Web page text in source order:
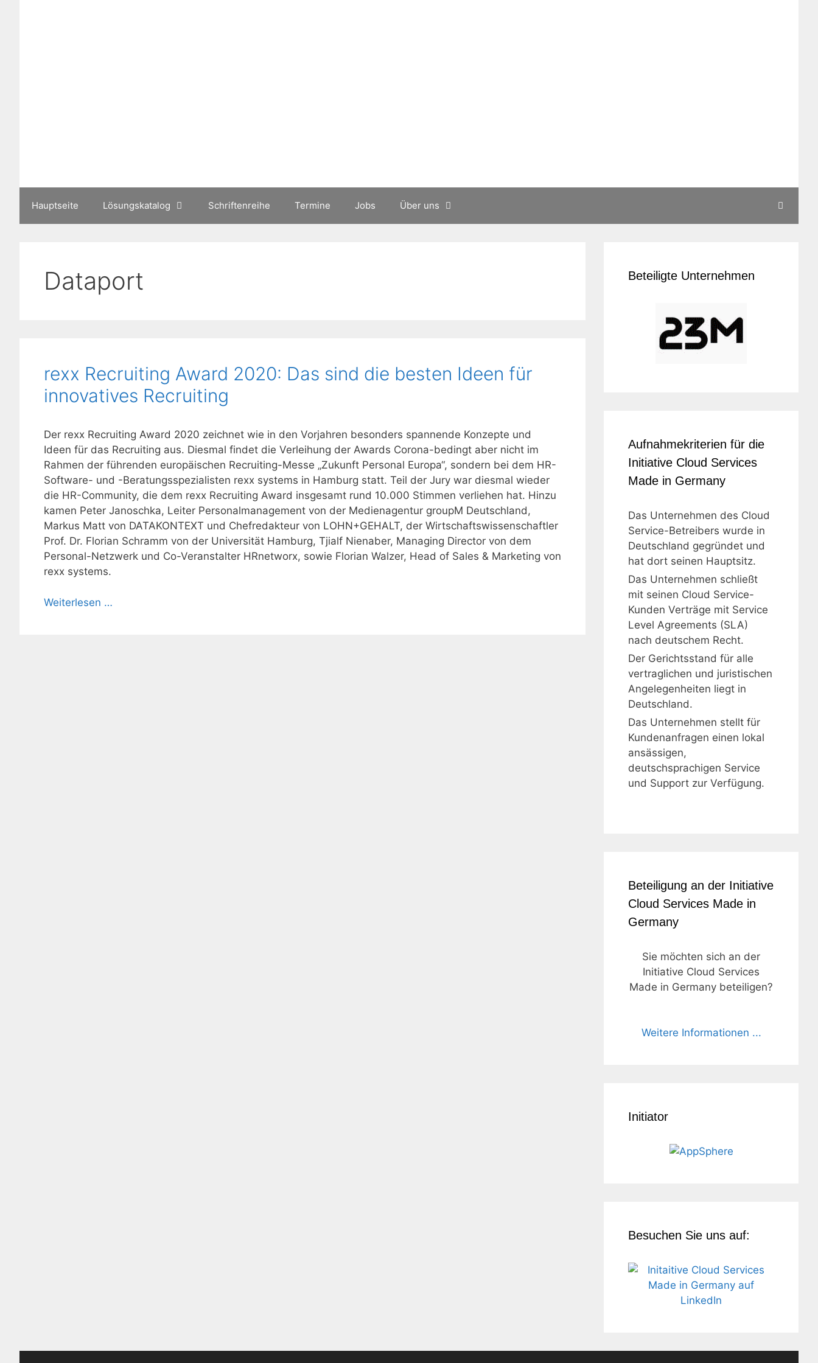
Hauptseite Lösungskatalog Schriftenreihe Termine Jobs Über uns
Dataport
rexx Recruiting Award 2020: Das sind die besten Ideen für
innovatives Recruiting­
Der rexx Recruiting Award 2020 zeichnet wie in den Vorjahren besonders spannende Konzepte und
Ideen für das Recruiting aus. Diesmal findet die Verleihung der Awards Corona-bedingt aber nicht im
Rahmen der führenden europäischen Recruiting-Messe „Zukunft Personal Europa“, sondern bei dem HR-
Software- und -Beratungsspezialisten rexx systems in Hamburg statt. Teil der Jury war diesmal wieder
die HR-Community, die dem rexx Recruiting Award insgesamt rund 10.000 Stimmen verliehen hat. Hinzu
kamen Peter Janoschka, Leiter Personalmanagement von der Medienagentur groupM Deutschland,
Markus Matt von DATAKONTEXT und Chefredakteur von LOHN+GEHALT, der Wirtschaftswissenschaftler
Prof. Dr. Florian Schramm von der Universität Hamburg, Tjialf Nienaber, Managing Director von dem
Personal-Netzwerk und Co-Veranstalter HRnetworx, sowie Florian Walzer, Head of Sales & Marketing von
rexx systems.
Weiterlesen …
Beteiligte Unternehmen
Aufnahmekriterien für die
Initiative Cloud Services
Made in Germany
Das Unternehmen des Cloud
Service-Betreibers wurde in
Deutschland gegründet und
hat dort seinen Hauptsitz.
Das Unternehmen schließt
mit seinen Cloud Service-
Kunden Verträge mit Service
Level Agreements (SLA)
nach deutschem Recht.
Der Gerichtsstand für alle
vertraglichen und juristischen
Angelegenheiten liegt in
Deutschland.
Das Unternehmen stellt für
Kundenanfragen einen lokal
ansässigen,
deutschsprachigen Service
und Support zur Verfügung.
Beteiligung an der Initiative
Cloud Services Made in
Germany
Sie möchten sich an der
Initiative Cloud Services
Made in Germany beteiligen?
Weitere Informationen ...
Initiator
Besuchen Sie uns auf: